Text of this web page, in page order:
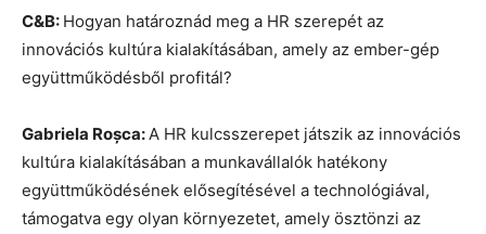
C&B: Hogyan határoznád meg a HR szerepét az
innovációs kultúra kialakításában, amely az ember-gép
együttműködésből profitál?
Gabriela Roșca: A HR kulcsszerepet játszik az innovációs
kultúra kialakításában a munkavállalók hatékony
együttműködésének elősegítésével a technológiával,
támogatva egy olyan környezetet, amely ösztönzi az